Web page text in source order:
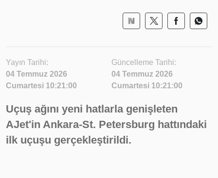
Yayın Tarihi:
04 Temmuz 2026
Cumartesi 10:21:00
Güncelleme Tarihi:
04 Temmuz 2026
Cumartesi 10:21:00
Uçuş ağını yeni hatlarla genişleten
AJet'in Ankara-St. Petersburg hattındaki
ilk uçuşu gerçekleştirildi.